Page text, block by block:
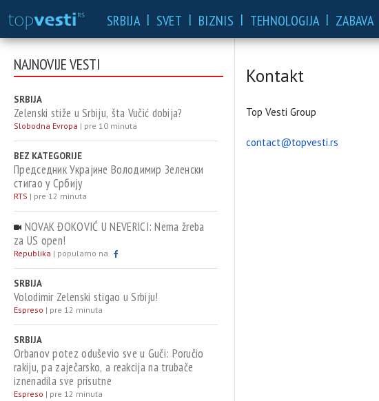
SRBIJA | SVET | BIZNIS | TEHNOLOGIJA | ZABAVA
NAJNOVIJE VESTI
SRBIJA
Zelenski stiže u Srbiju, šta Vučić dobija?
Slobodna Evropa | pre 10 minuta
BEZ KATEGORIJE
Председник Украјине Володимир Зеленски
стигао у Србију
RTS | pre 12 minuta
NOVAK ĐOKOVIĆ U NEVERICI: Nema žreba
za US open!
Republika | popularno na
SRBIJA
Volodimir Zelenski stigao u Srbiju!
Espreso | pre 12 minuta
SRBIJA
Orbanov potez oduševio sve u Guči: Poručio
rakiju, pa zaječarsko, a reakcija na trubače
iznenadila sve prisutne
Espreso | pre 12 minuta
Kontakt
Top Vesti Group
contact@topvesti.rs